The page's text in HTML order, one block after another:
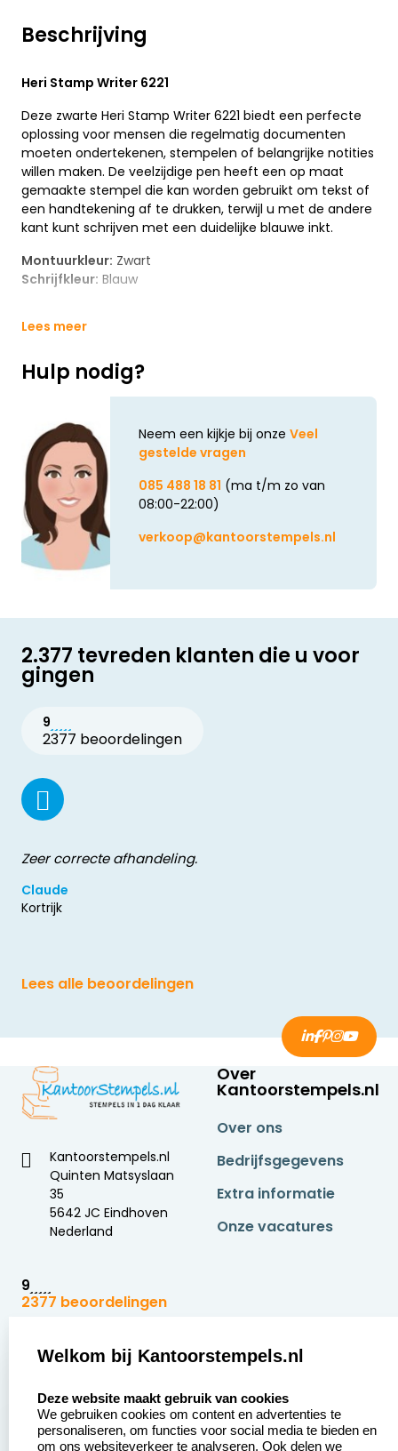
Beschrijving
Heri Stamp Writer 6221
Deze zwarte Heri Stamp Writer 6221 biedt een perfecte
oplossing voor mensen die regelmatig documenten
moeten ondertekenen, stempelen of belangrijke notities
willen maken. De veelzijdige pen heeft een op maat
gemaakte stempel die kan worden gebruikt om tekst of
een handtekening af te drukken, terwijl u met de andere
kant kunt schrijven met een duidelijke blauwe inkt.
Montuurkleur: Zwart
Schrijfkleur: Blauw
Lees meer
Hulp nodig?
Neem een kijkje bij onze Veel
gestelde vragen
085 488 18 81 (ma t/m zo van
08:00-22:00)
verkoop@kantoorstempels.nl
2.377 tevreden klanten die u voor
gingen
9
2377 beoordelingen
Zeer correcte afhandeling.
Claude
Kortrijk
Lees alle beoordelingen
Kantoorstempels.nl
Quinten Matsyslaan
35
5642 JC Eindhoven
Nederland
9
2377 beoordelingen
Over
Kantoorstempels.nl
Over ons
Bedrijfsgegevens
Extra informatie
Onze vacatures
Zakelijk:
Aanvraag op maat
Betaling &
Verzending
Klantenservice:
Contact opnemen
Veel gestelde vragen
Welkom bij Kantoorstempels.nl
Deze website maakt gebruik van cookies
We gebruiken cookies om content en advertenties te
personaliseren, om functies voor social media te bieden en
om ons websiteverkeer te analyseren. Ook delen we